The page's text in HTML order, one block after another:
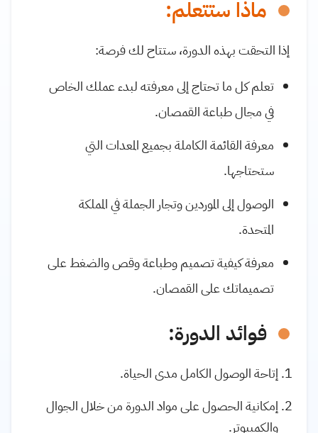
ماذا ستتعلم:
إذا التحقت بهذه الدورة، ستتاح لك فرصة:
تعلم كل ما تحتاج إلى معرفته لبدء عملك الخاص
في مجال طباعة القمصان.
معرفة القائمة الكاملة بجميع المعدات التي
ستحتاجها.
الوصول إلى الموردين وتجار الجملة في المملكة
المتحدة.
معرفة كيفية تصميم وطباعة وقص والضغط على
تصميماتك على القمصان.
فوائد الدورة:
إتاحة الوصول الكامل مدى الحياة.
إمكانية الحصول على مواد الدورة من خلال الجوال
والكمبيوتر.